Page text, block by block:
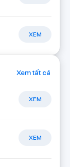
XEM
Xem tất cả
XEM
XEM